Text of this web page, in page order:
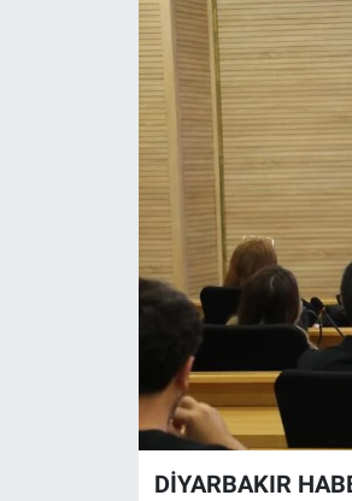
DİYARBAKIR
EĞİTİM
ÖZEL HABER
POLİTİKA
SAĞLIK